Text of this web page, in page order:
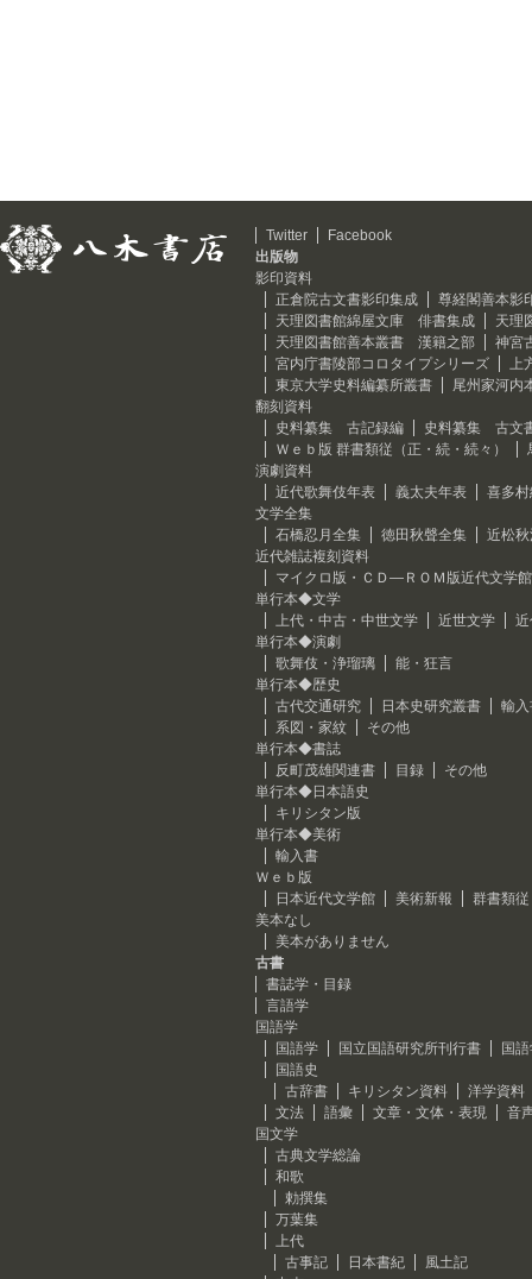
Twitter
Facebook
出版物
影印資料
正倉院古文書影印集成
尊経閣善本影
天理図書館綿屋文庫 俳書集成
天理
天理図書館善本叢書 漢籍之部
神宮
宮内庁書陵部コロタイプシリーズ
上
東京大学史料編纂所叢書
尾州家河内
翻刻資料
史料纂集 古記録編
史料纂集 古文
Ｗｅｂ版 群書類従（正・続・続々）
演劇資料
近代歌舞伎年表
義太夫年表
喜多
文学全集
石橋忍月全集
徳田秋聲全集
近松
近代雑誌複刻資料
マイクロ版・ＣＤ―ＲＯＭ版近代文学館
単行本◆文学
上代・中古・中世文学
近世文学
単行本◆演劇
歌舞伎・浄瑠璃
能・狂言
単行本◆歴史
古代交通研究
日本史研究叢書
輸
系図・家紋
その他
単行本◆書誌
反町茂雄関連書
目録
その他
単行本◆日本語史
キリシタン版
単行本◆美術
輸入書
Ｗｅｂ版
日本近代文学館
美術新報
群書類
美本なし
美本がありません
古書
書誌学・目録
言語学
国語学
国語学
国立国語研究所刊行書
国
国語史
古辞書
キリシタン資料
洋学資料
文法
語彙 文章・文体・表現
音
国文学
古典文学総論
和歌
勅撰集
万葉集
上代
古事記
日本書紀
風土記